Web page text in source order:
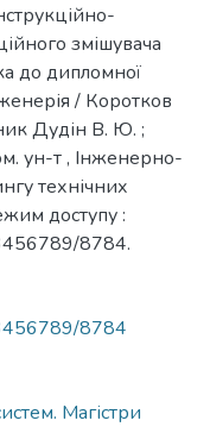
змішувача
до дипломної
/ Коротков
Дудін В. Ю. ;
ун-т , Інженерно-
технічних
доступу :
8784.
8784
Магістри